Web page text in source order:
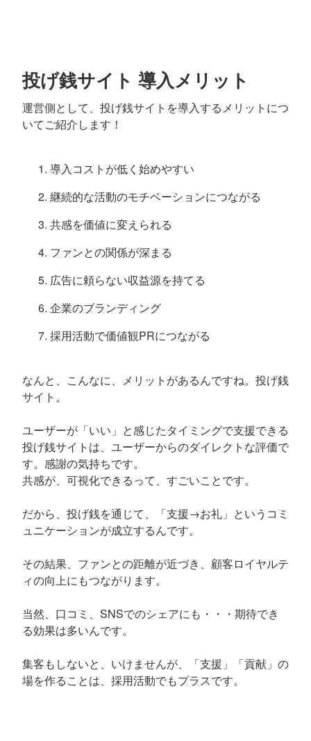
投げ銭サイト 導入メリット
運営側として、投げ銭サイトを導入するメリットにつ
いてご紹介します！
導入コストが低く始めやすい
継続的な活動のモチベーションにつながる
共感を価値に変えられる
ファンとの関係が深まる
広告に頼らない収益源を持てる
企業のブランディング
採用活動で価値観PRにつながる
なんと、こんなに、メリットがあるんですね。投げ銭
サイト。
ユーザーが「いい」と感じたタイミングで支援できる
投げ銭サイトは、ユーザーからのダイレクトな評価で
す。感謝の気持ちです。
共感が、可視化できるって、すごいことです。
だから、投げ銭を通じて、「支援→お礼」というコミ
ュニケーションが成立するんです。
その結果、ファンとの距離が近づき、顧客ロイヤルテ
ィの向上にもつながります。
当然、口コミ、SNSでのシェアにも・・・期待でき
る効果は多いんです。
集客もしないと、いけませんが、「支援」「貢献」の
場を作ることは、採用活動でもプラスです。